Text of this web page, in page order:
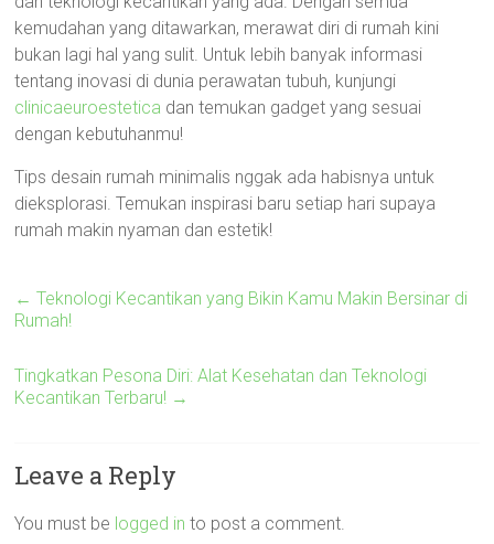
kemudahan yang ditawarkan, merawat diri di rumah kini
bukan lagi hal yang sulit. Untuk lebih banyak informasi
tentang inovasi di dunia perawatan tubuh, kunjungi
clinicaeuroestetica dan temukan gadget yang sesuai
dengan kebutuhanmu!
Tips desain rumah minimalis nggak ada habisnya untuk
dieksplorasi. Temukan inspirasi baru setiap hari supaya
rumah makin nyaman dan estetik!
← Teknologi Kecantikan yang Bikin Kamu Makin Bersinar di
Rumah!
Tingkatkan Pesona Diri: Alat Kesehatan dan Teknologi
Kecantikan Terbaru! →
Leave a Reply
You must be logged in to post a comment.